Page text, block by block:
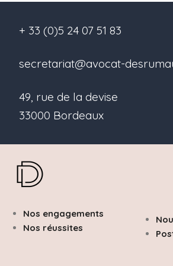
+ 33 (0)5 24 07 51 83
secretariat@avocat-
49, rue de la devise
33000 Bordeaux
Nos engagements
Nos réussites